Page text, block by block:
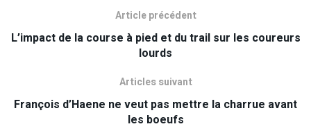
Article précédent
L’impact de la course à pied et du trail sur les coureurs
lourds
Articles suivant
François d’Haene ne veut pas mettre la charrue avant
les boeufs